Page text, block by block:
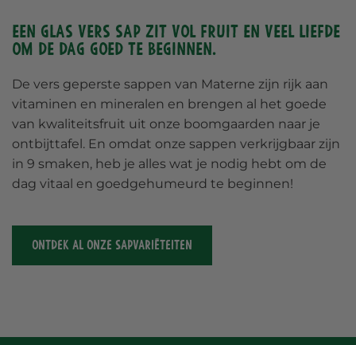
Een glas vers sap zit vol fruit en veel liefde
om de dag goed te beginnen.
De vers geperste sappen van Materne zijn rijk aan
vitaminen en mineralen en brengen al het goede
van kwaliteitsfruit uit onze boomgaarden naar je
ontbijttafel. En omdat onze sappen verkrijgbaar zijn
in 9 smaken, heb je alles wat je nodig hebt om de
dag vitaal en goedgehumeurd te beginnen!
ONTDEK AL ONZE SAPVARIËTEITEN